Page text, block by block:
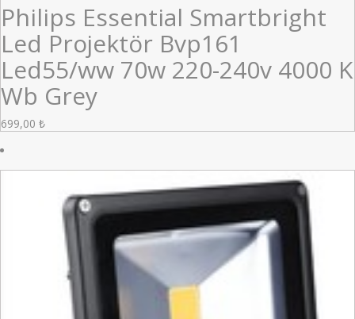
Philips Essential Smartbright
Led Projektör Bvp161
Led55/ww 70w 220-240v 4000 K
Wb Grey
699,00 ₺